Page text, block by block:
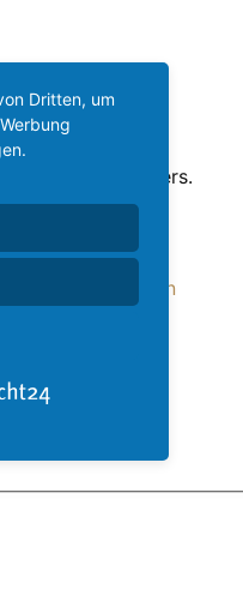
partners.
Dritten, um